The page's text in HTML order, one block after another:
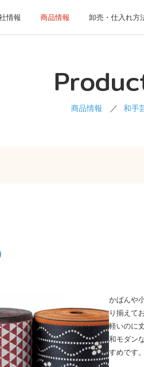
情報 商品情報 卸売・仕入れ方
商品情報 和手
かばんや
り揃えて
軽いのに
和モダン
すめです。